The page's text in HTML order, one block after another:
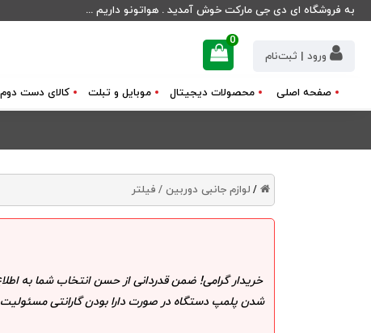
به فروشگاه ای دی جی مارکت خوش آمدید . هواتونو داریم ...
ورود | ثبت‌نام
0
صفحه اصلی محصولات دیجیتال موبایل و تبلت کالای دست دوم
/ لوازم جانبی دوربین / فیلتر
خریدار گرامی! ضمن قدردانی از حسن انتخاب شما به
شدن پلمپ دستگاه در صورت دارا بودن گارانتی